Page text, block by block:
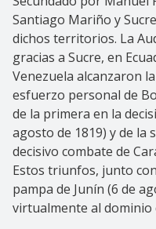
Santiago Mariño y
dichos territorios. La
gracias a Sucre, en
Venezuela alcanzaron
esfuerzo personal de
de la primera en la
agosto de 1819) y de la
decisivo combate de
Estos triunfos, junto
pampa de Junín (6 de
virtualmente al dominio